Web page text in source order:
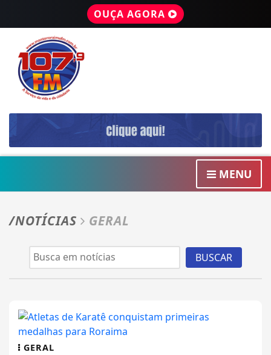
OUÇA AGORA
MENU
/NOTÍCIAS GERAL
BUSCAR
GERAL